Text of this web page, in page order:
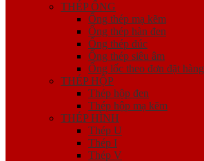
THÉP ỐNG
Ống thép mạ kẽm
Ống thép hàn đen
Ống thép đúc
Ống thép siêu âm
Ống lốc theo đơn đặt hàng
THÉP HỘP
Thép hộp đen
Thép hộp mạ kẽm
THÉP HÌNH
Thép U
Thép I
Thép V